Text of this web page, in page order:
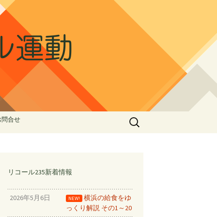
運動
①
る！！
問合せ
検
リコール235新着情報
2026年5月6日 NEW! 横浜の給食をゆ
っくり解説 その1～20